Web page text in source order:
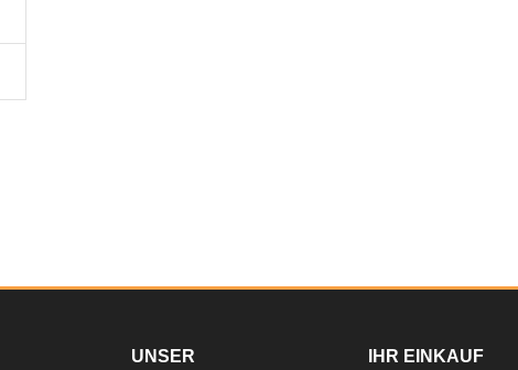
UNSER
IHR EINKAUF